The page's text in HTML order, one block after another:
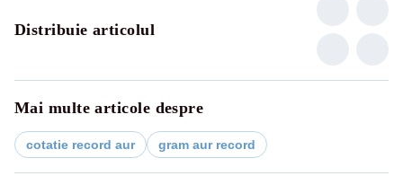
Distribuie articolul
Mai multe articole despre
cotatie record aur gram aur record